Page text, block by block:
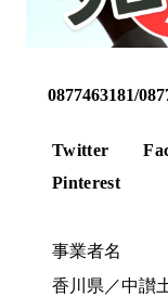
0877463181/
Twitter
Pinterest
事業者名
香川県／中讃